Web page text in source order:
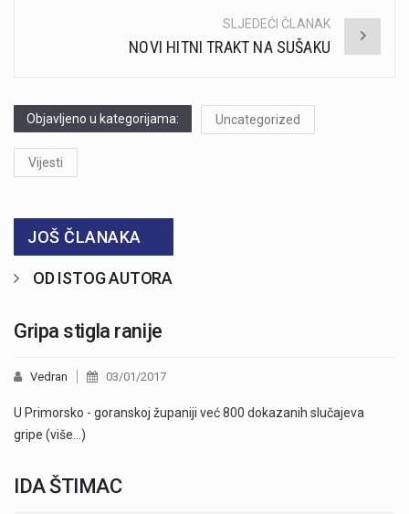
SLJEDEĆI ČLANAK
NOVI HITNI TRAKT NA SUŠAKU
Objavljeno u kategorijama: Uncategorized
Vijesti
JOŠ ČLANAKA
OD ISTOG AUTORA
Gripa stigla ranije
Vedran 03/01/2017
U Primorsko - goranskoj županiji već 800 dokazanih slučajeva
gripe (više…)
IDA ŠTIMAC